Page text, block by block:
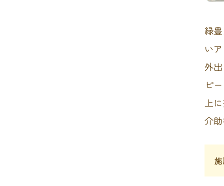
緑
い
外
ピ
上
介